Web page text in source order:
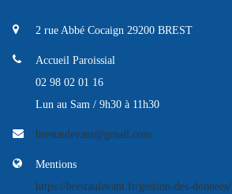
2 rue Abbé Cocaign 29200 BREST
Accueil Paroissial
02 98 02 01 16
Lun au Sam / 9h30 à 11h30
brestaulevant@gmail.com
Mentions
https://brestaulevant.fr/gestion-des-donnees/